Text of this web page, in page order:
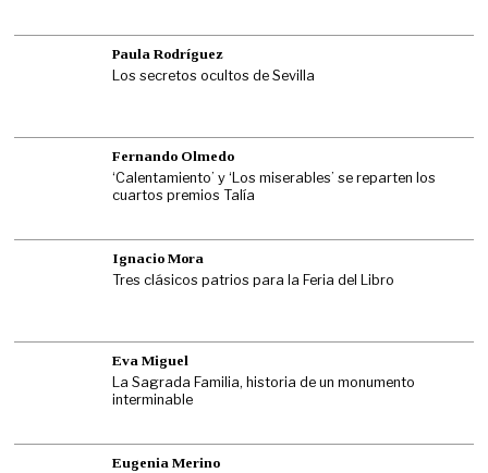
Paula Rodríguez
Los secretos ocultos de Sevilla
Fernando Olmedo
‘Calentamiento’ y ‘Los miserables’ se reparten los
cuartos premios Talía
Ignacio Mora
Tres clásicos patrios para la Feria del Libro
Eva Miguel
La Sagrada Familia, historia de un monumento
interminable
Eugenia Merino